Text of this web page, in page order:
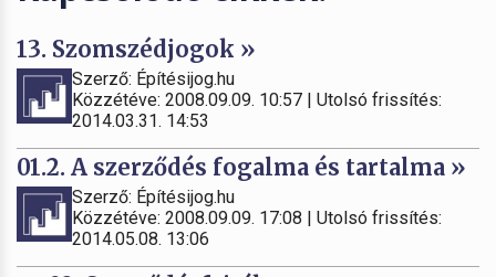
13. Szomszédjogok »
Szerző: Építésijog.hu
Közzétéve: 2008.09.09. 10:57 | Utolsó frissítés:
2014.03.31. 14:53
01.2. A szerződés fogalma és tartalma »
Szerző: Építésijog.hu
Közzétéve: 2008.09.09. 17:08 | Utolsó frissítés:
2014.05.08. 13:06